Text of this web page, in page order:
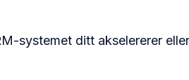
systemet ditt akselererer